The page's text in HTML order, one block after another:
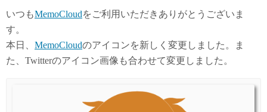
いつもMemoCloudをご利用いただきありがとうございま
す。
本日、 MemoCloudのアイコンを新しく変更しました。ま
た、Twitterのアイコン画像も合わせて変更しました。